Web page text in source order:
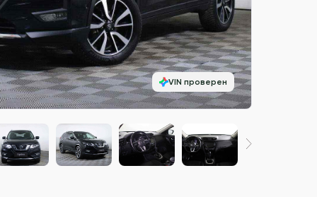
VIN проверен